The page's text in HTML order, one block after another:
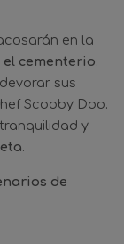
en la
el cementerio.
sus
Scooby Doo.
y
.
de